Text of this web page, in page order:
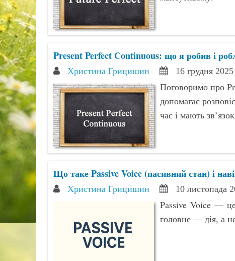
Present Perfect Continuous: що я робив і
Христина Грицишин 16 грудня
Поговоримо про
допомагає
час і мають
Що таке Passive Voice (пасивний стан) і
Христина Грицишин 10 листопада
Passive Voice — це
головне — дія, а